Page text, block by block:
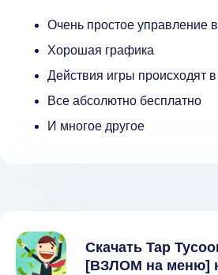
Очень простое управление
Хорошая графика
Действия игры происходят
Все абсолютно бесплатно
И многое другое
Скачать Tap
[ВЗЛОМ на меню]